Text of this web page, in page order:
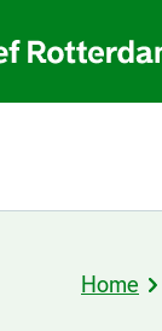
Kruimelpad
Home